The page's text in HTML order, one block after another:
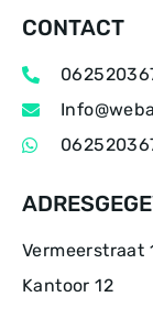
CONTACT
Vermeerstraat
Kantoor 12